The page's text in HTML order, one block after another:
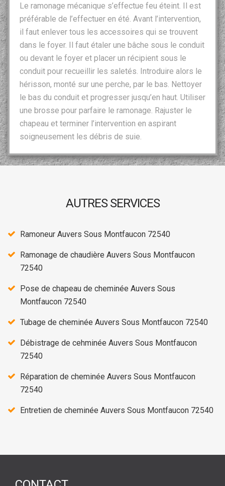
Le ramonage mécanique s’effectue feu éteint. Il est
préférable de l’effectuer en été. Avant l’intervention,
il faut enlever tous les accessoires qui se trouvent
dans le foyer. Il faut étaler une bâche sous le conduit
ou devant le foyer et placer un récipient sous le
conduit pour recueillir les saletés. Introduire alors le
hérisson, monté sur une perche, par le bas. Nettoyer
le bas du conduit et progresser jusqu’en haut. Utiliser
une brosse pour parfaire le ramonage. Rajuster le
chapeau et terminer l’intervention en aspirant
soigneusement les débris de suie.
AUTRES SERVICES
Ramoneur Auvers Sous Montfaucon 72540
Ramonage de chaudière Auvers Sous Montfaucon
72540
Pose de chapeau de cheminée Auvers Sous
Montfaucon 72540
Tubage de cheminée Auvers Sous Montfaucon 72540
Débistrage de cehminée Auvers Sous Montfaucon
72540
Réparation de cheminée Auvers Sous Montfaucon
72540
Entretien de cheminée Auvers Sous Montfaucon 72540